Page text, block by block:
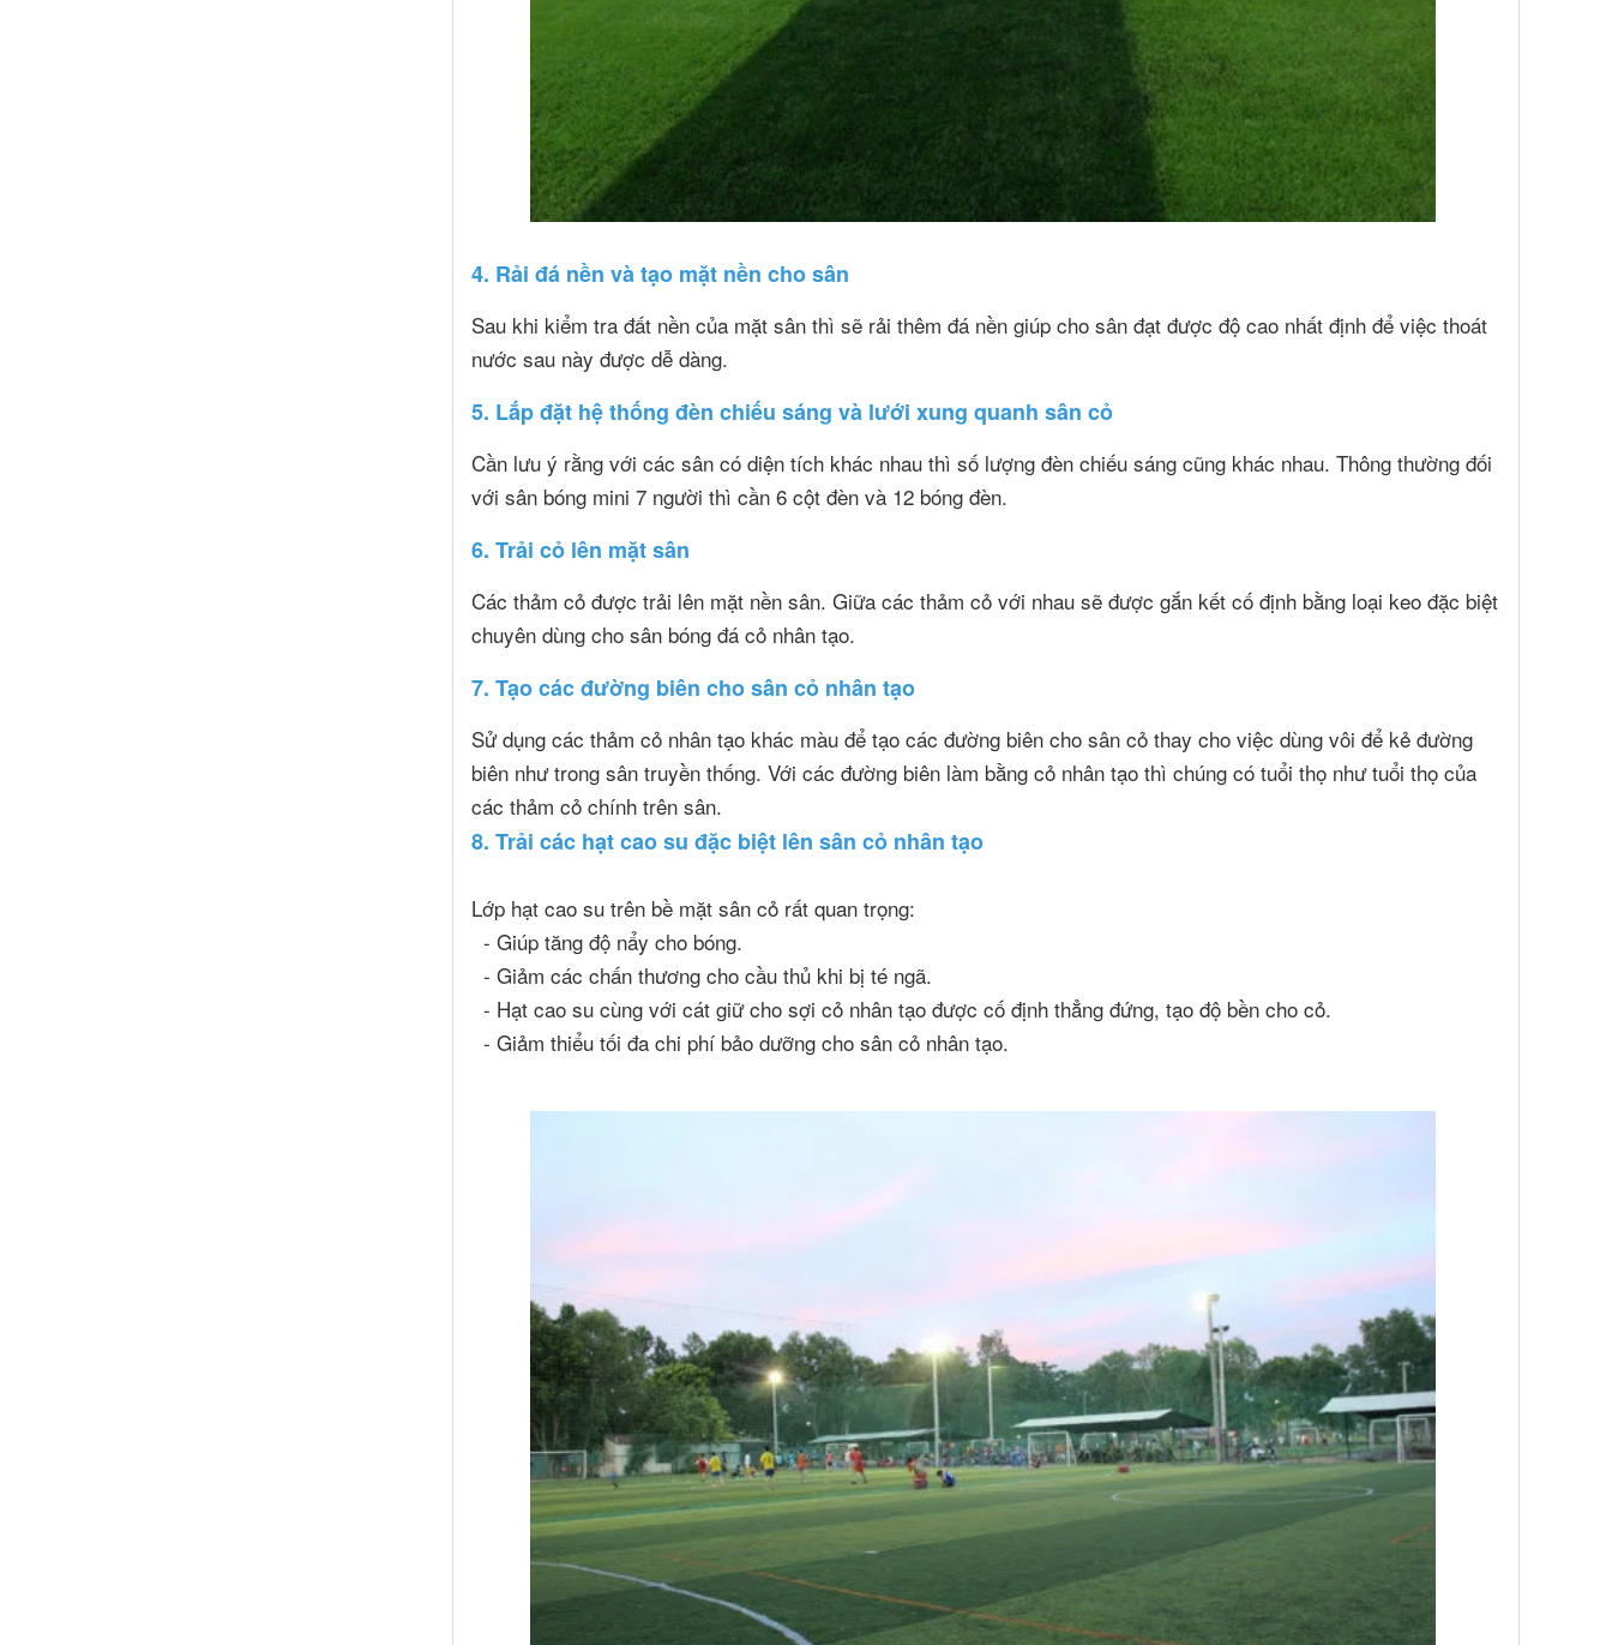
4. Rải đá nền và tạo mặt nền cho sân
Sau khi kiểm tra đất nền của mặt sân thì sẽ rải thêm đá nền giúp cho sân đạt được độ cao nhất định để việc thoát
nước sau này được dễ dàng.
5. Lắp đặt hệ thống đèn chiếu sáng và lưới xung quanh sân cỏ
Cần lưu ý rằng với các sân có diện tích khác nhau thì số lượng đèn chiếu sáng cũng khác nhau. Thông thường đối
với sân bóng mini 7 người thì cần 6 cột đèn và 12 bóng đèn.
6. Trải cỏ lên mặt sân
Các thảm cỏ được trải lên mặt nền sân. Giữa các thảm cỏ với nhau sẽ được gắn kết cố định bằng loại keo đặc biệt
chuyên dùng cho sân bóng đá cỏ nhân tạo.
7. Tạo các đường biên cho sân cỏ nhân tạo
Sử dụng các thảm cỏ nhân tạo khác màu để tạo các đường biên cho sân cỏ thay cho việc dùng vôi để kẻ đường
biên như trong sân truyền thống. Với các đường biên làm bằng cỏ nhân tạo thì chúng có tuổi thọ như tuổi thọ của
các thảm cỏ chính trên sân.
8. Trải các hạt cao su đặc biệt lên sân cỏ nhân tạo
Lớp hạt cao su trên bề mặt sân cỏ rất quan trọng:
- Giúp tăng độ nẩy cho bóng.
- Giảm các chấn thương cho cầu thủ khi bị té ngã.
- Hạt cao su cùng với cát giữ cho sợi cỏ nhân tạo được cố định thẳng đứng, tạo độ bền cho cỏ.
- Giảm thiểu tối đa chi phí bảo dưỡng cho sân cỏ nhân tạo.